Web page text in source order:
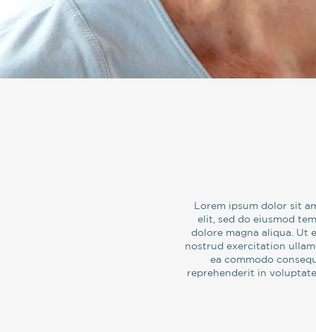
Lorem ipsum dolor sit
elit, sed do eiusmod
dolore magna aliqua. Ut
nostrud exercitation
ea commodo
reprehenderit in